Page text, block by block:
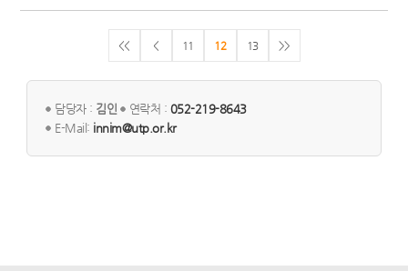
<< < 11 12 13 >>
담당자 : 김인 연락처 : 052-219-8643
E-Mail: innim@utp.or.kr